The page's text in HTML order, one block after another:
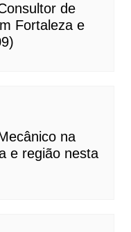
de
Fortaleza e
na
e região nesta